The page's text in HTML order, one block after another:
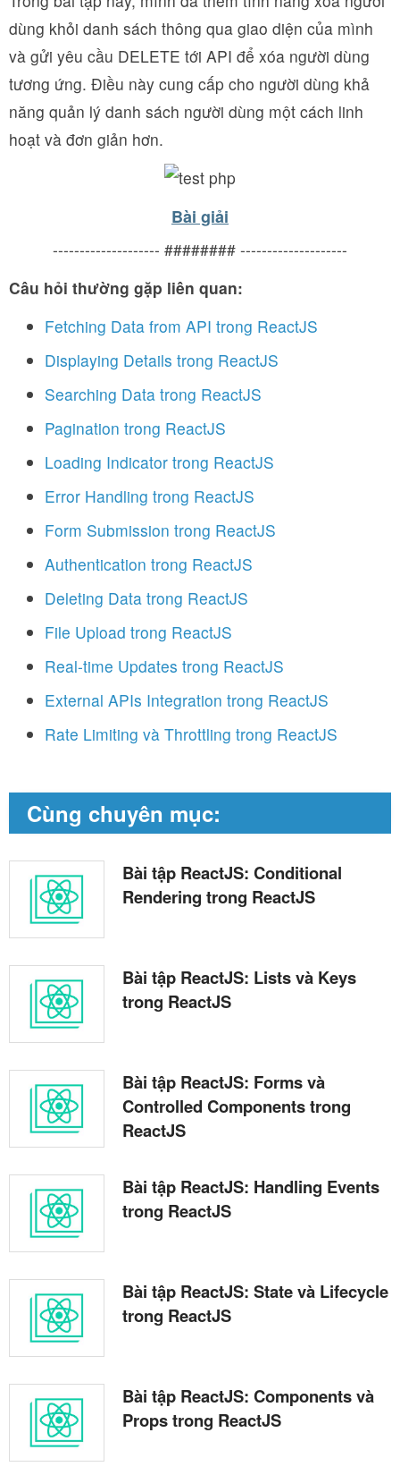
dùng khỏi danh sách thông qua giao diện của mình
và gửi yêu cầu DELETE tới API để xóa người dùng
tương ứng. Điều này cung cấp cho người dùng khả
năng quản lý danh sách người dùng một cách linh
hoạt và đơn giản hơn.
Bài giải
-------------------- ######## --------------------
Câu hỏi thường gặp liên quan:
Fetching Data from API trong ReactJS
Displaying Details trong ReactJS
Searching Data trong ReactJS
Pagination trong ReactJS
Loading Indicator trong ReactJS
Error Handling trong ReactJS
Form Submission trong ReactJS
Authentication trong ReactJS
Deleting Data trong ReactJS
File Upload trong ReactJS
Real-time Updates trong ReactJS
External APIs Integration trong ReactJS
Rate Limiting và Throttling trong ReactJS
Cùng chuyên mục:
Bài tập ReactJS: Conditional
Rendering trong ReactJS
Bài tập ReactJS: Lists và Keys
trong ReactJS
Bài tập ReactJS: Forms và
Controlled Components trong
ReactJS
Bài tập ReactJS: Handling Events
trong ReactJS
Bài tập ReactJS: State và Lifecycle
trong ReactJS
Bài tập ReactJS: Components và
Props trong ReactJS